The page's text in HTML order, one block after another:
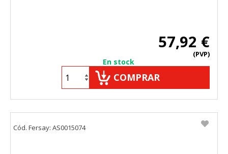
57,92 €
(PVP)
En stock
COMPRAR
Cód. Fersay: AS0015074